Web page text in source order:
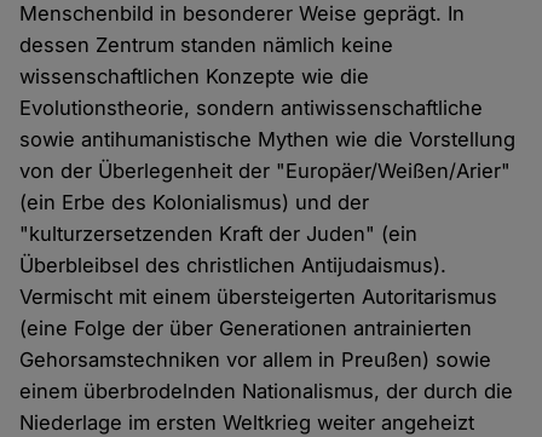
Menschenbild in besonderer Weise geprägt. In
dessen Zentrum standen nämlich keine
wissenschaftlichen Konzepte wie die
Evolutionstheorie, sondern antiwissenschaftliche
sowie antihumanistische Mythen wie die Vorstellung
von der Überlegenheit der "Europäer/Weißen/Arier"
(ein Erbe des Kolonialismus) und der
"kulturzersetzenden Kraft der Juden" (ein
Überbleibsel des christlichen Antijudaismus).
Vermischt mit einem übersteigerten Autoritarismus
(eine Folge der über Generationen antrainierten
Gehorsamstechniken vor allem in Preußen) sowie
einem überbrodelnden Nationalismus, der durch die
Niederlage im ersten Weltkrieg weiter angeheizt